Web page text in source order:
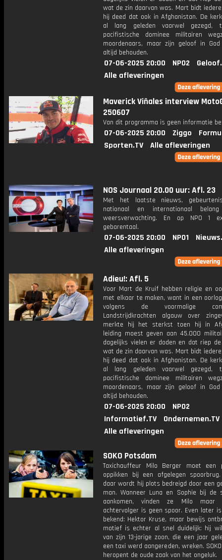
wat de zin daarvan was. Mart bidt
hij deed dat ook in Afghanistan. De
al lang geleden vaarwel gezegd,
pacifistische dominee militairen
moordenaars, maar zijn geloof in
altijd behouden.
07-06-2025 20:00 NPO2
Alle afleveringen
Maverick Viñales interview
250607
Van dit programma is geen informatie
07-06-2025 20:00 Ziggo
Sporten.TV
Alle afleveringen
NOS Journaal 20.00 uur: Afl. 23
Met het laatste nieuws,
nationaal en internationaal
weersverwachting. En op NPO 1
gebarentaal.
07-06-2025 20:00 NPO1
Alle afleveringen
Adieu!: Afl. 5
Voor Mart de Kruif hebben religie en
met elkaar te maken, want in een
volgens de voormalige
Landstrijdkrachten algauw over
merkte hij het sterkst toen hij in
leiding moest geven aan 45.000
dagelijks vielen er doden en dat riep
wat de zin daarvan was. Mart bidt
hij deed dat ook in Afghanistan. De
al lang geleden vaarwel gezegd,
pacifistische dominee militairen
moordenaars, maar zijn geloof in
altijd behouden.
07-06-2025 20:00
NPO2
Informatief.TV
Ondernemen.TV
Alle afleveringen
SOKO Potsdam
Taxichauffeur Milo Berger moet een
oppikken bij een afgelegen
daar wordt hij plots bedreigd door een
man. Wanneer Luna en Sophie bij de
aankomen, vinden ze Milo maar
achtervolger is geen spoor. Even later
bekend: Hektor Kruse, maar bewijs
motief is echter al snel duidelijk: hij
van zijn 13-jarige zoon, die een jaar
een taxi werd aangereden, wreken.
heropent de oude zaak van het ongeluk.